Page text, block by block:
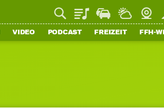
PlaylistStaupilotWetter
VIDEO PODCAST FREIZEIT FFH-